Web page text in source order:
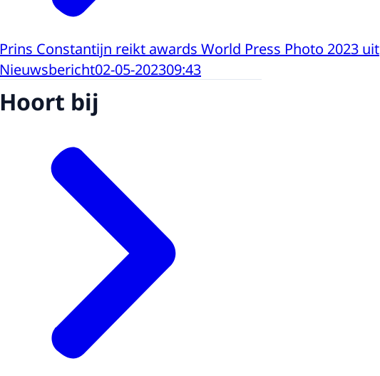
Prins Constantijn reikt awards World Press Photo 2023 uit
Nieuwsbericht02-05-202309:43
Hoort bij